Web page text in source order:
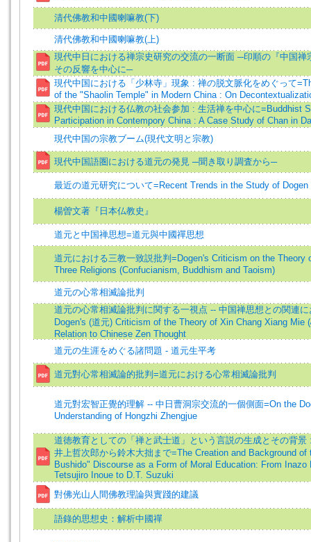
清代佛教和中國喇嘛教(下)
清代佛教和中國喇嘛教(上)
現代中日における禅宗史研究の交流の一断面 ─印順の『中国禅
その反響を中心に─
現代中国における「少林寺」現象 : 禅の脱文脈化をめぐって
of the "Shaolin Temple" in Modern China : On
現代中国における仏教の社会参加 : 生活禅を中心に=Buddhist
Participation in Contempory China : A Case Study of Chan in
現代中国の宗教ブーム(現代文明と宗教)
現代中国語圏における道元の発見 ─聞き取り調査から─
最近の道元研究について=Recent Trends in the Study of Dogen
楊曽文著『日本仏教史』
道元と中国禅思想=道元與中國禪思想
道元における三教一致説批判=Dogen's Criticism on the Theory
Three Religions (Confucianism, Buddhism and Taoism)
道元の心常相滅論批判
道元の心常相滅論批判に関する一視点 -- 中国禅思想との関連
Dogen's (道元) Criticism of the Theory of Xin Chang Xiang Mie
Relation to Chinese Zen Thought
道元の生涯をめぐる諸問題 - 道元生平考
道元對心常相滅論的批判=道元における心常相滅論批判
道元對宏智正覺的理解 -- 中日曹洞宗交流的一個側面=On the
Understanding of Hongzhi Zhengjue
道徳教育としての「禅と武士道」という言説の生成とその背景
井上哲次郎から鈴木大拙まで=The Creation and Background of
Bushido" Discourse as a Form of Moral Education: From Inazo
Tetsujiro Inoue to D.T. Suzuki
對佛光山人間佛教理論與實踐的建議
語錄的思想史：解析中國禪